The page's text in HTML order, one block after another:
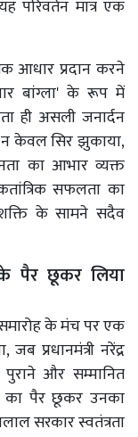
परिवर्तन मात्र एक
आधार प्रदान करने
बांग्ला' के रूप में
ही असली जनार्दन
न केवल सिर झुकाया,
का आभार व्यक्त
सफलता का
के सामने सदैव
के पैर छूकर लिया
के मंच पर एक
प्रधानमंत्री नरेंद्र
और सम्मानित
का पैर छूकर उनका
सरकार स्वतंत्रता